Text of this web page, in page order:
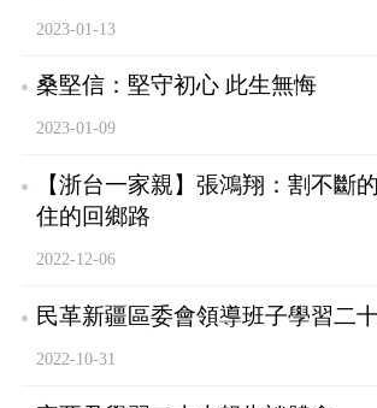
2023-01-13
桑堅信：堅守初心 此生無悔
2023-01-09
【浙台一家親】張鴻翔：割不斷
住的回鄉路
2022-12-06
民革新疆區委會領導班子學習二
2022-10-31